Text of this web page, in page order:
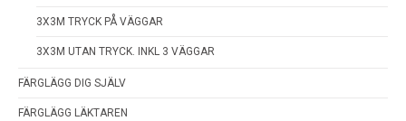
3X3M TRYCK PÅ VÄGGAR
3X3M UTAN TRYCK. INKL 3 VÄGGAR
FÄRGLÄGG DIG SJÄLV
FÄRGLÄGG LÄKTAREN